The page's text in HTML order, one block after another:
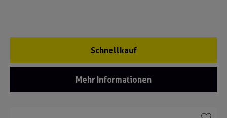
Schnellkauf
Mehr Informationen